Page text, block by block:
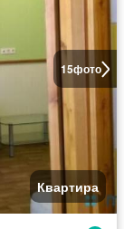
15фото
Квартира